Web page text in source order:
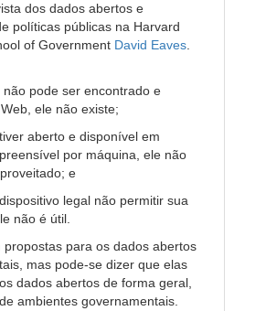
dos dados abertos e
políticas públicas na Harvard
of Government David Eaves
não pode ser encontrado e
ele não existe;
aberto e disponível em
por máquina, ele não
e
legal não permitir sua
não é útil.
propostas para os dados abertos
mas pode-se dizer que elas
dados abertos de forma geral,
ambientes governamentais.